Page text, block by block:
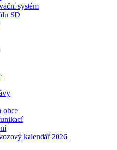
systém
SD
obce
kalendář 2026